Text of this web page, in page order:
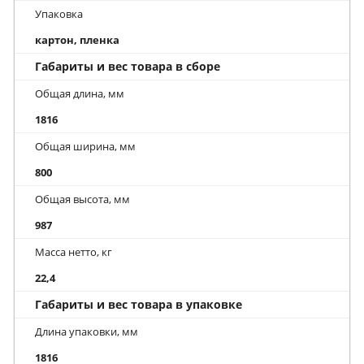
Упаковка
картон, пленка
Габариты и вес товара в сборе
Общая длина, мм
1816
Общая ширина, мм
800
Общая высота, мм
987
Масса нетто, кг
22,4
Габариты и вес товара в упаковке
Длина упаковки, мм
1816